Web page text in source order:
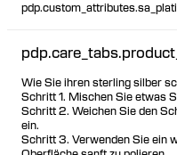
Wie Sie ihren sterling silber
Schritt 1. Mischen Sie etwas
Schritt 2. Weichen Sie den
ein.
Schritt 3. Verwenden Sie ein